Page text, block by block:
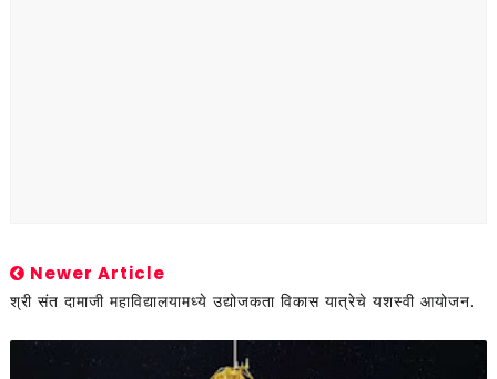
Newer Article
श्री संत दामाजी महाविद्यालयामध्ये उद्योजकता विकास यात्रेचे यशस्वी आयोजन.